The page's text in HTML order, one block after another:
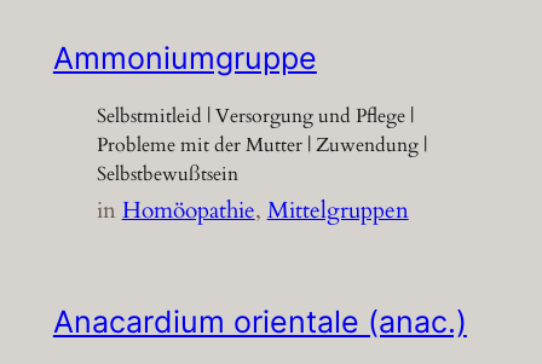
Ammoniumgruppe
Selbstmitleid | Versorgung und Pflege |
Probleme mit der Mutter | Zuwendung |
Selbstbewußtsein
inHomöopathie, Mittelgruppen
Anacardium orientale (anac.)